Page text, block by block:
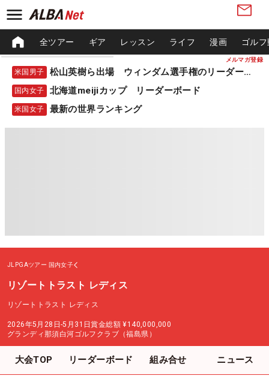
メルマガ登録
全ツアー ギア レッスン ライフ 漫画 ゴル
米国男子 松山英樹ら出場 ウィンダム選手権のリーダーボード
国内女子 北海道meijiカップ リーダーボード
米国女子 最新の世界ランキング
JLPGAツアー 国内女子
リゾートトラスト レディス
リゾートトラスト レディス
2026年5月28日-5月31日賞金総額 ¥140,000,000
グランディ那須白河ゴルフクラブ（福島県）
大会TOP リーダーボード 組み合せ ニュース